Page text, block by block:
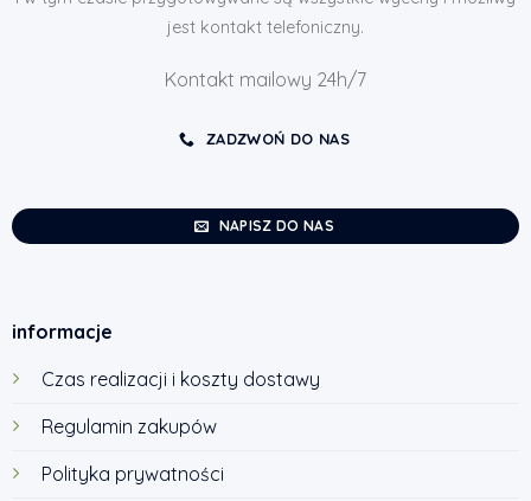
jest kontakt telefoniczny.
Kontakt mailowy 24h/7
ZADZWOŃ DO NAS
NAPISZ DO NAS
informacje
Czas realizacji i koszty dostawy
Regulamin zakupów
Polityka prywatności